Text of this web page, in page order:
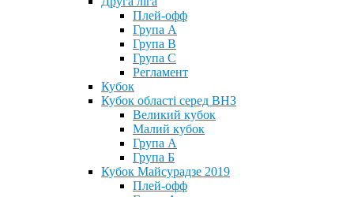
Плей-офф
Група А
Група В
Група С
Регламент
Кубок
Кубок області серед ВНЗ
Великий кубок
Малий кубок
Група А
Група Б
Кубок Майсурадзе 2019
Плей-офф